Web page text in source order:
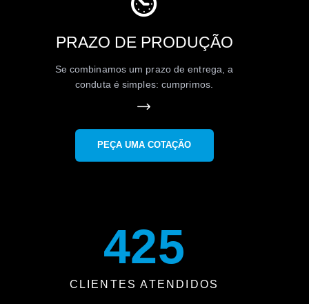
PRAZO DE PRODUÇÃO
Se combinamos um prazo de entrega, a
conduta é simples: cumprimos.
PEÇA UMA COTAÇÃO
441
CLIENTES ATENDIDOS